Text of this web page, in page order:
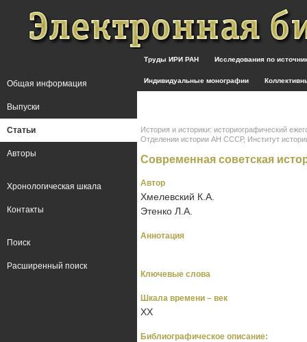
Труды ИРИ РАН Исследования по
Индивидуальные монографии
История и историки: историографический
Отделении истории АН СССР, Институт
Современная советская
Автор
Хмелевский К.А.
Этенко Л.А.
Аннотация
Ключевые слова
Шкала времени – век
XX
Библиографическое описание:
Общая информация
Выпуски
Статьи
Авторы
Хронологическая шкала
Контакты
Поиск
Расширенный поиск